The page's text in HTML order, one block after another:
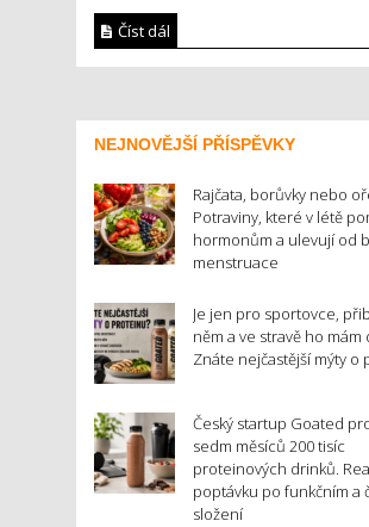
Číst dál
NEJNOVĚJŠÍ PŘÍSPĚVKY
Rajčata, borůvky nebo
Potraviny, které v létě
hormonům a ulevují od
menstruace
Je jen pro sportovce,
něm a ve stravě ho mám
Znáte nejčastější mýty o
Český startup Goated
sedm měsíců 200 tisíc
proteinových drinků.
poptávku po funkčním a
složení